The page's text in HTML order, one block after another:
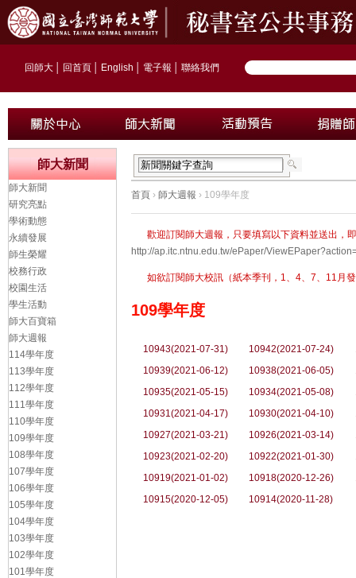
回師大 回首頁 English 電子報 聯絡我們
首頁 › 師大週報 › 109學年度
歡迎訂閱師大週報，只要填寫以下資料並送出，
http://ap.itc.ntnu.edu.tw/ePaper/
如欲訂閱師大校訊（紙本季刊，1、4、7、11月
109學年度
10943(2021-07-31) 10942(2021-07-24)
10939(2021-06-12)
10938(2021-06-05)
10935(2021-05-15)
10934(2021-05-08)
10931(2021-04-17)
10930(2021-04-10)
10927(2021-03-21)
10926(2021-03-14)
10923(2021-02-20)
10922(2021-01-30)
10919(2021-01-02)
10918(2020-12-26)
10915(2020-12-05)
10914(2020-11-28)
師大新聞
師大新聞
研究亮點
學術動態
永續發展
師生榮耀
校務行政
校園生活
學生活動
師大百寶箱
師大週報
114學年度
113學年度
112學年度
111學年度
110學年度
109學年度
108學年度
107學年度
106學年度
105學年度
104學年度
103學年度
102學年度
101學年度